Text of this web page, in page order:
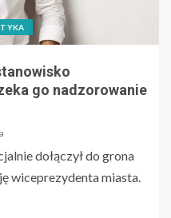
go nadzorowanie
dołączył do grona
wiceprezydenta miasta.